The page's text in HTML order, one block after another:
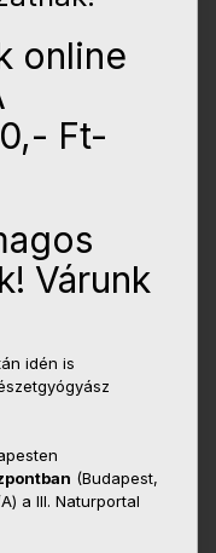
online
Ft-
Várunk
idén is
(Budapest,
a III. Naturportal